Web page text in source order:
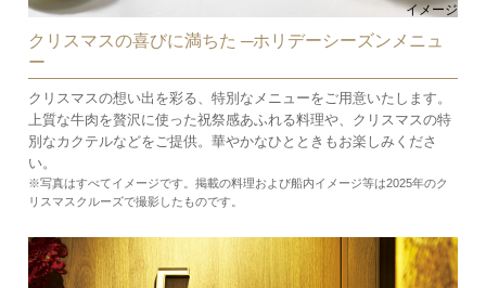
イメージ
クリスマスの喜びに満ちた ─ホリデーシーズンメニュ
ー
クリスマスの想い出を彩る、特別なメニューをご用意いたします。
上質な牛肉を贅沢に使った祝祭感あふれる料理や、クリスマスの特
別なカクテルなどをご提供。華やかなひとときもお楽しみくださ
い。
※写真はすべてイメージです。掲載の料理および船内イメージ等は2025年のク
リスマスクルーズで撮影したものです。